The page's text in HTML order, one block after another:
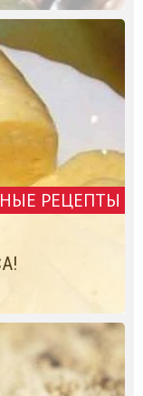
РЕЦЕПТЫ